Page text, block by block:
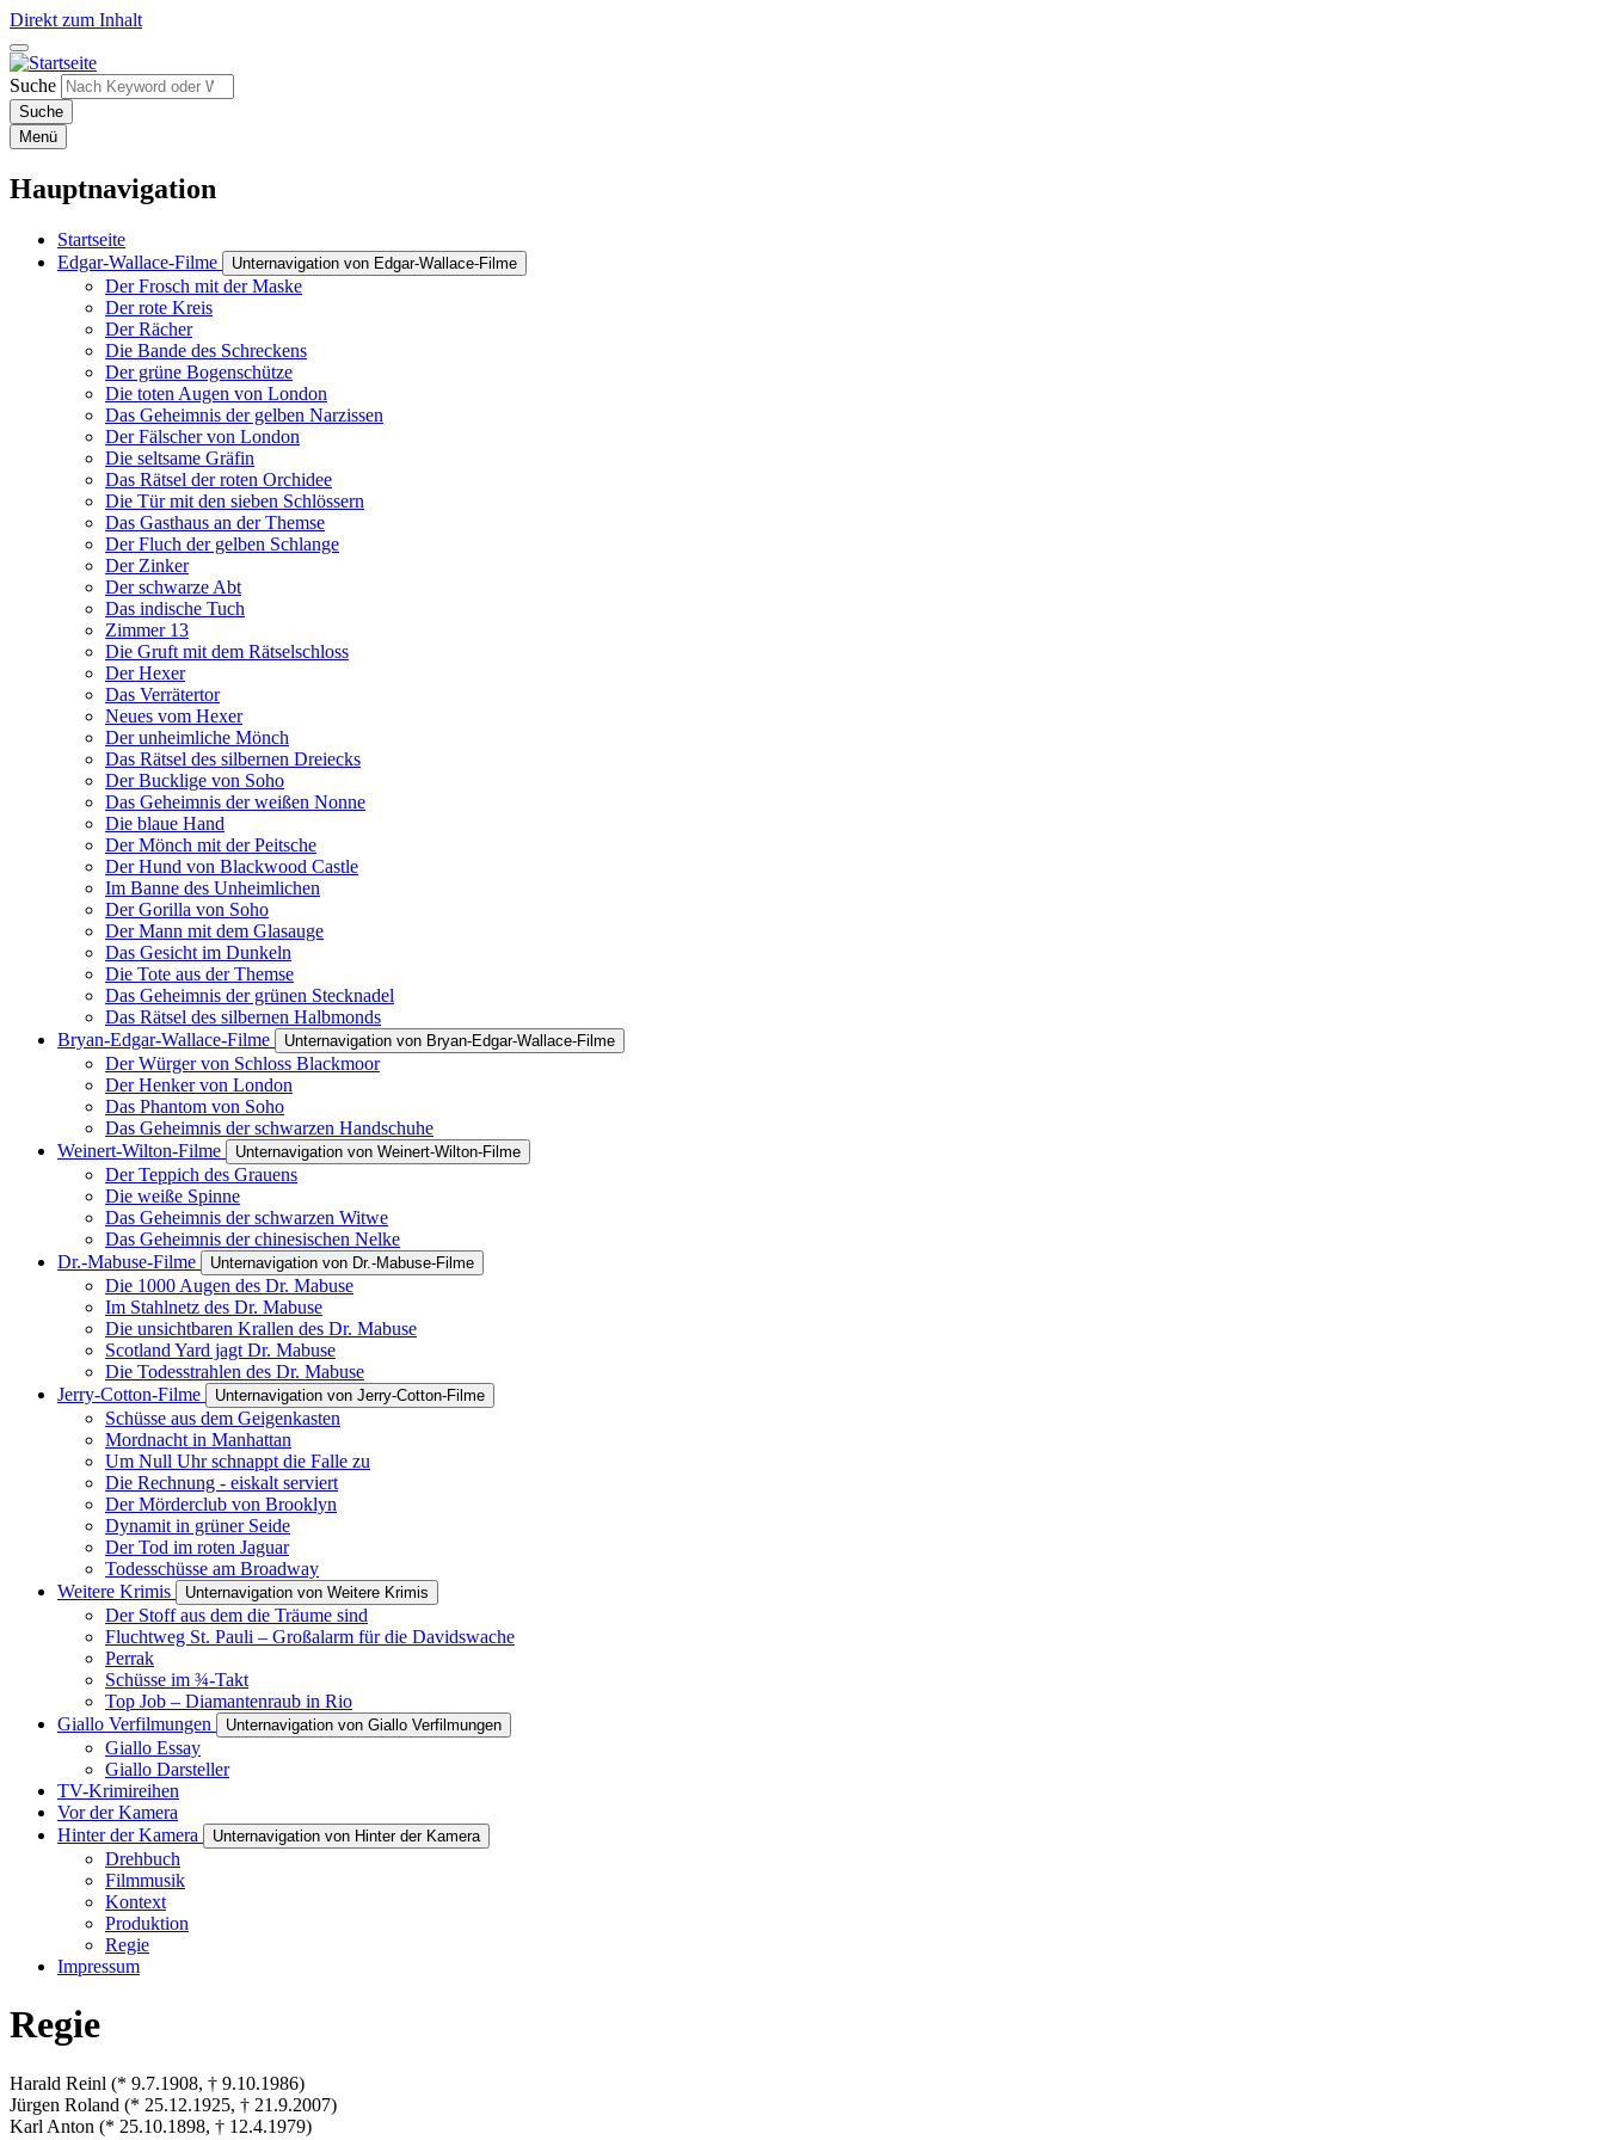
Direkt zum Inhalt
Suche
Menü
Hauptnavigation
Startseite
Edgar-Wallace-Filme
Unternavigation von Edgar-Wallace-Filme
Der Frosch mit der Maske
Der rote Kreis
Der Rächer
Die Bande des Schreckens
Der grüne Bogenschütze
Die toten Augen von London
Das Geheimnis der gelben Narzissen
Der Fälscher von London
Die seltsame Gräfin
Das Rätsel der roten Orchidee
Die Tür mit den sieben Schlössern
Das Gasthaus an der Themse
Der Fluch der gelben Schlange
Der Zinker
Der schwarze Abt
Das indische Tuch
Zimmer 13
Die Gruft mit dem Rätselschloss
Der Hexer
Das Verrätertor
Neues vom Hexer
Der unheimliche Mönch
Das Rätsel des silbernen Dreiecks
Der Bucklige von Soho
Das Geheimnis der weißen Nonne
Die blaue Hand
Der Mönch mit der Peitsche
Der Hund von Blackwood Castle
Im Banne des Unheimlichen
Der Gorilla von Soho
Der Mann mit dem Glasauge
Das Gesicht im Dunkeln
Die Tote aus der Themse
Das Geheimnis der grünen Stecknadel
Das Rätsel des silbernen Halbmonds
Bryan-Edgar-Wallace-Filme
Unternavigation von Bryan-Edgar-Wallace-Filme
Der Würger von Schloss Blackmoor
Der Henker von London
Das Phantom von Soho
Das Geheimnis der schwarzen Handschuhe
Weinert-Wilton-Filme
Unternavigation von Weinert-Wilton-Filme
Der Teppich des Grauens
Die weiße Spinne
Das Geheimnis der schwarzen Witwe
Das Geheimnis der chinesischen Nelke
Dr.-Mabuse-Filme
Unternavigation von Dr.-Mabuse-Filme
Die 1000 Augen des Dr. Mabuse
Im Stahlnetz des Dr. Mabuse
Die unsichtbaren Krallen des Dr. Mabuse
Scotland Yard jagt Dr. Mabuse
Die Todesstrahlen des Dr. Mabuse
Jerry-Cotton-Filme
Unternavigation von Jerry-Cotton-Filme
Schüsse aus dem Geigenkasten
Mordnacht in Manhattan
Um Null Uhr schnappt die Falle zu
Die Rechnung - eiskalt serviert
Der Mörderclub von Brooklyn
Dynamit in grüner Seide
Der Tod im roten Jaguar
Todesschüsse am Broadway
Weitere Krimis
Unternavigation von Weitere Krimis
Der Stoff aus dem die Träume sind
Fluchtweg St. Pauli – Großalarm für die Davidswache
Perrak
Schüsse im ¾-Takt
Top Job – Diamantenraub in Rio
Giallo Verfilmungen
Unternavigation von Giallo Verfilmungen
Giallo Essay
Giallo Darsteller
TV-Krimireihen
Vor der Kamera
Hinter der Kamera
Unternavigation von Hinter der Kamera
Drehbuch
Filmmusik
Kontext
Produktion
Regie
Impressum
Regie
Harald Reinl (* 9.7.1908, † 9.10.1986)
Jürgen Roland (* 25.12.1925, † 21.9.2007)
Karl Anton (* 25.10.1898, † 12.4.1979)